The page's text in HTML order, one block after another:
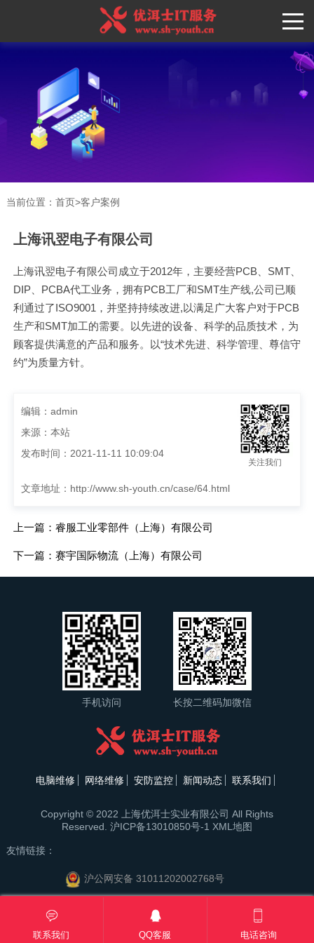
当前位置： 首页>客户案例
上海讯翌电子有限公司
上海讯翌电子有限公司成立于2012年，主要经营PCB、SMT、
DIP、PCBA代工业务，拥有PCB工厂和SMT生产线,公司已顺
利通过了ISO9001，并坚持持续改进,以满足广大客户对于PCB
生产和SMT加工的需要。以先进的设备、科学的品质技术，为
顾客提供满意的产品和服务。以“技术先进、科学管理、尊信守
约”为质量方针。
关注我们
编辑：admin
来源：本站
发布时间：2021-11-11 10:09:04
文章地址： http://www.sh-youth.cn/case/64.html
上一篇：睿服工业零部件（上海）有限公司
下一篇：赛宇国际物流（上海）有限公司
手机访问 长按二维码加微信
电脑维修 网络维修 安防监控 新闻动态 联系我们
Copyright © 2022 上海优洱士实业有限公司 All Rights
Reserved. 沪ICP备13010850号-1 XML地图
友情链接：
沪公网安备 31011202002768号
联系我们 QQ客服 电话咨询